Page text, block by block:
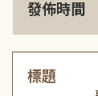
發佈時間
標題